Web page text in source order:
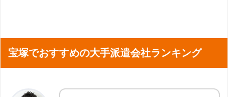
宝塚でおすすめの大手派遣会社ランキング